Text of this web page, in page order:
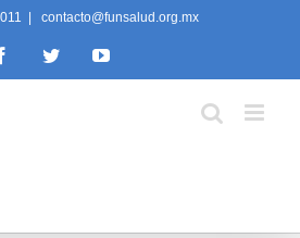
contacto@funsalud.org.mx
FacebookTwitterYouTube